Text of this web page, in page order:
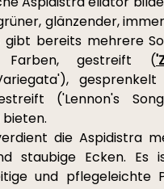
glänzender,
gibt bereits mehrere
Farben, gestreift (
('Lennon's
die Aspidistra
staubige Ecken. Es
und pflegeleichte